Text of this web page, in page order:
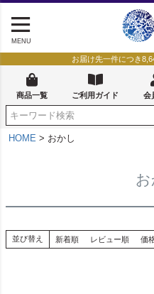
MENU
お届け先一件につき
商品一覧 ご利用ガイド 会
HOME おかし
並び替え 新着順 レビュー順 価